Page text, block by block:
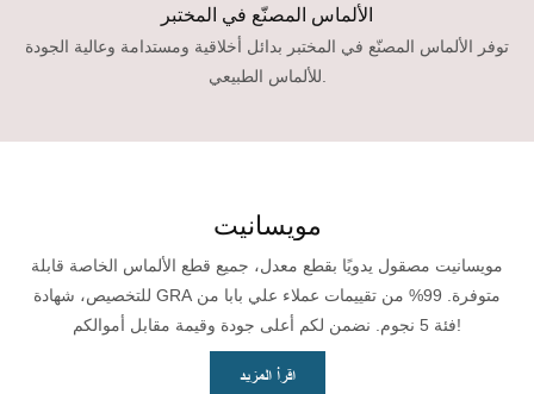
الألماس المصنّع في المختبر
توفر الألماس المصنّع في المختبر بدائل أخلاقية ومستدامة وعالية الجودة
للألماس الطبيعي.
مويسانيت
مويسانيت مصقول يدويًا بقطع معدل، جميع قطع الألماس الخاصة قابلة
للتخصيص، شهادة GRA متوفرة. 99% من تقييمات عملاء علي بابا من
فئة 5 نجوم. نضمن لكم أعلى جودة وقيمة مقابل أموالكم!
اقرأ المزيد